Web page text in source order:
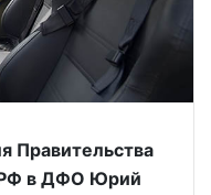
Правительства
РФ в ДФО Юрий